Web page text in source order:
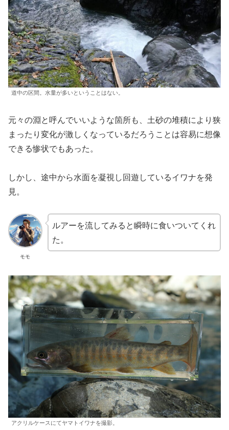
道中の区間。水量が多いということはない。
元々の淵と呼んでいいような箇所も、土砂の堆積により狭
まったり変化が激しくなっているだろうことは容易に想像
できる惨状でもあった。
しかし、途中から水面を凝視し回遊しているイワナを発
見。
モモ
ルアーを流してみると瞬時に食いついてくれ
た。
アクリルケースにてヤマトイワナを撮影。